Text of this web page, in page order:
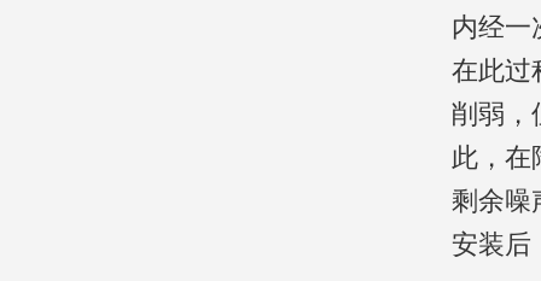
内经一
在此过
削弱，
此，在
剩余噪
安装后